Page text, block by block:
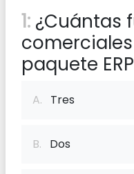
1: ¿Cuántas
paquete
A. Tres
B. Dos